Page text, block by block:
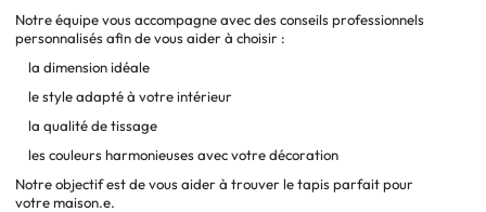
Notre équipe vous accompagne avec des conseils professionnels
personnalisés afin de vous aider à choisir :
la dimension idéale
le style adapté à votre intérieur
la qualité de tissage
les couleurs harmonieuses avec votre décoration
Notre objectif est de vous aider à trouver le tapis parfait pour
votre maison.e.